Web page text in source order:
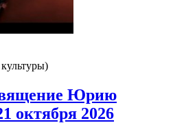
Юрию
октября 2026